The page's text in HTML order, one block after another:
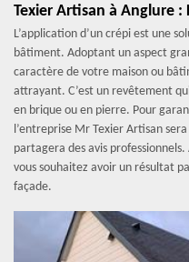
Texier Artisan à Anglure :
L’application d’un crépi est une
bâtiment. Adoptant un aspect
caractère de votre maison ou
attrayant. C’est un revêtement
en brique ou en pierre. Pour
l’entreprise Mr Texier Artisan
partagera des avis
vous souhaitez avoir un résultat
façade.